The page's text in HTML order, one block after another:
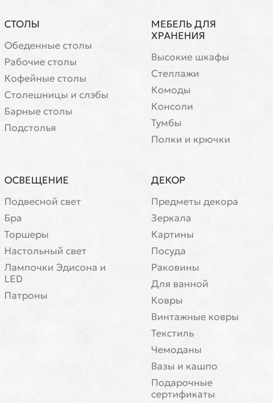
СТОЛЫ
Обеденные столы
Рабочие столы
Кофейные столы
Cтолешницы и слэбы
Барные столы
Подстолья
МЕБЕЛЬ ДЛЯ
ХРАНЕНИЯ
Высокие шкафы
Стеллажи
Комоды
Консоли
Тумбы
Полки и крючки
ОСВЕЩЕНИЕ
Подвесной свет
Бра
Торшеры
Настольный свет
Лампочки Эдисона и
LED
Патроны
ДЕКОР
Предметы декора
Зеркала
Картины
Посуда
Раковины
Для ванной
Ковры
Винтажные ковры
Текстиль
Чемоданы
Вазы и кашпо
Подарочные
сертификаты